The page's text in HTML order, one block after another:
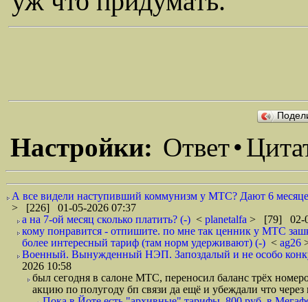
Настройки: Ответ•
А все видели наступивший коммунизм у МТС? Дают 6
> [226] 01-05-2026 07:37
а на 7-ой месяц сколько платить? (-) < planetalfa > [79] 02-
кому понравится - отпишите. по мне так ценник у МТС
более интересный тариф (там норм удерживают) (-) < ag26
Военный. Вынужденный НЭП. Запоздалый и не особо
2026 10:58
был сегодня в салоне МТС, переносил баланс трёх
акцию по полугоду бп связи да ещё и убеждали что